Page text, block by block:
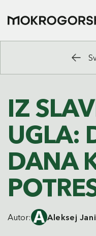
IZ
UGLA:
DANA
Autor: Aleksej